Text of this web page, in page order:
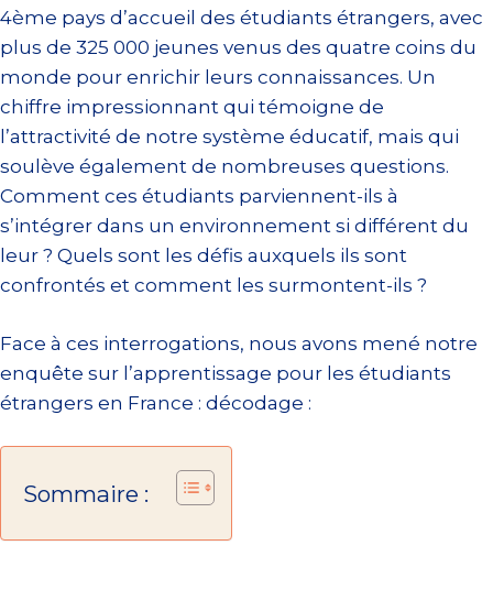
4ème pays d’accueil des étudiants étrangers, avec
plus de 325 000 jeunes venus des quatre coins du
monde pour enrichir leurs connaissances. Un
chiffre impressionnant qui témoigne de
l’attractivité de notre système éducatif, mais qui
soulève également de nombreuses questions.
Comment ces étudiants parviennent-ils à
s’intégrer dans un environnement si différent du
leur ? Quels sont les défis auxquels ils sont
confrontés et comment les surmontent-ils ?
Face à ces interrogations, nous avons mené notre
enquête sur l’apprentissage pour les étudiants
étrangers en France : décodage :
Sommaire :